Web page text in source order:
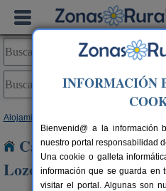
Alojamientos
Casas Rurales cerca
Lozoya
INFORMACIÓN
Bienvenid@ a la información
nuestro portal responsabilidad
Una cookie o galleta
información que se guarda en
visitar el portal. Algunas son